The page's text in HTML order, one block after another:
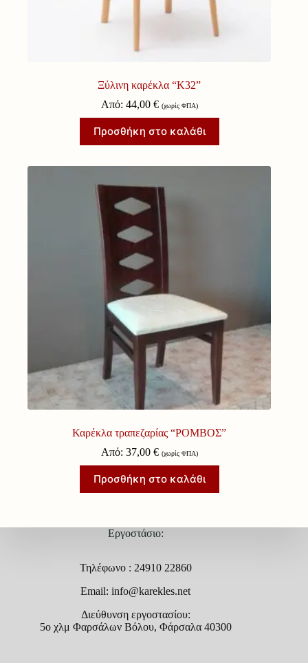
Ξύλινη καρέκλα “Κ32”
Από: 44,00 € (χωρίς ΦΠΑ)
Προσθήκη στο καλάθι
Καρέκλα τραπεζαρίας “ΡΟΜΒΟΣ”
Από: 37,00 € (χωρίς ΦΠΑ)
Προσθήκη στο καλάθι
Εργοστάσιο:
Τηλέφωνο : 24910 22860
Email: info@karekles.net
Διεύθυνση εργοστασίου:
5ο χλμ Φαρσάλων Βόλου, Φάρσαλα 40300